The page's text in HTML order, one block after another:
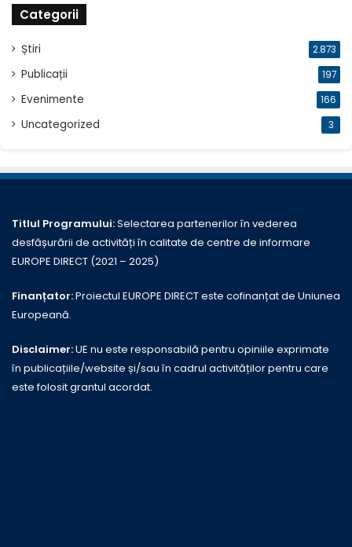
Categorii
Știri 2.873
Publicații 197
Evenimente 166
Uncategorized 3
Titlul Programului:Selectarea partenerilor în vederea
desfășurării de activități în calitate de centre de informare
EUROPE DIRECT (2021 – 2025)
Finanțator:Proiectul EUROPE DIRECT este cofinanțat de Uniunea
Europeană.
Disclaimer:UE nu este responsabilă pentru opiniile exprimate
în publicațiile/website și/sau în cadrul activităților pentru care
este folosit grantul acordat.